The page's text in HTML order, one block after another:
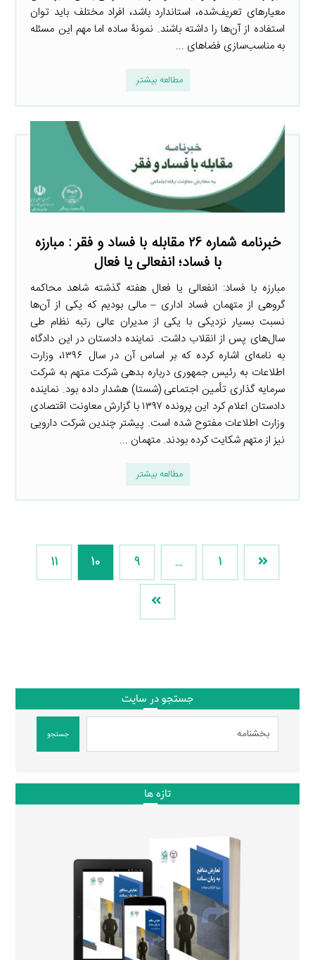
معیارهای تعریف‌شده، استاندارد باشد، افراد مختلف باید توان
استفاده از آن‌ها را داشته باشند. نمونۀ ساده اما مهم این مسئله
به مناسب‌سازی فضاهای ...
مطالعه بیشتر
خبرنامه شماره ۲۶ مقابله با فساد و فقر : مبارزه
با فساد؛ انفعالی یا فعال
مبارزه با فساد: انفعالی یا فعال هفته گذشته شاهد محاکمه
گروهی از متهمان فساد اداری – مالی بودیم که یکی از آن‌ها
نسبت بسیار نزدیکی با یکی از مدیران عالی رتبه نظام طی
سال‌های پس از انقلاب داشت. نماینده دادستان در این دادگاه
به نامه‌ای اشاره کرده که بر اساس آن در سال ۱۳۹۶، وزارت
اطلاعات به رئیس جمهوری درباره بدهی شرکت متهم به شرکت
سرمایه ­گذاری تأمین اجتماعی (شستا) هشدار داده بود. نماینده
دادستان اعلام کرد این پرونده ۱۳۹۷ با گزارش معاونت اقتصادی
وزارت اطلاعات مفتوح شده است. پیشتر چندین شرکت دارویی
نیز از متهم شکایت کرده‌ بودند. متهمان ...
مطالعه بیشتر
1
…
9
10
11
جستجو در سایت
جستجو
تازه ها